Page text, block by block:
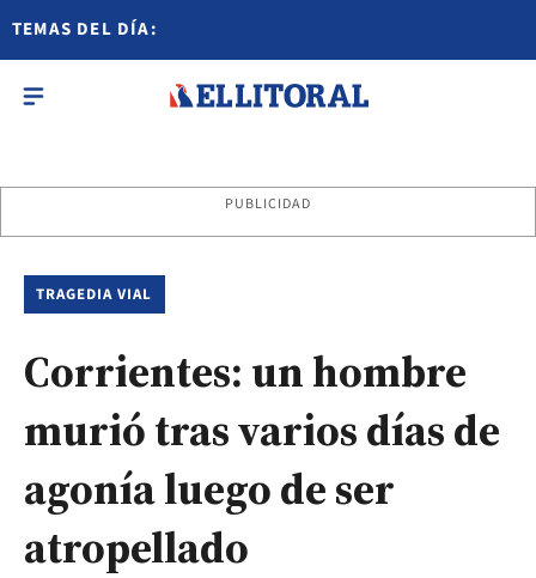
TEMAS DEL DÍA:
PUBLICIDAD
TRAGEDIA VIAL
Corrientes: un hombre
murió tras varios días de
agonía luego de ser
atropellado